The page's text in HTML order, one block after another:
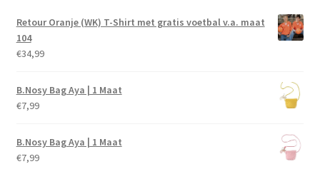
Retour Oranje (WK) T-Shirt met gratis voetbal v.a. maat
104
€34,99
B.Nosy Bag Aya | 1 Maat
€7,99
B.Nosy Bag Aya | 1 Maat
€7,99